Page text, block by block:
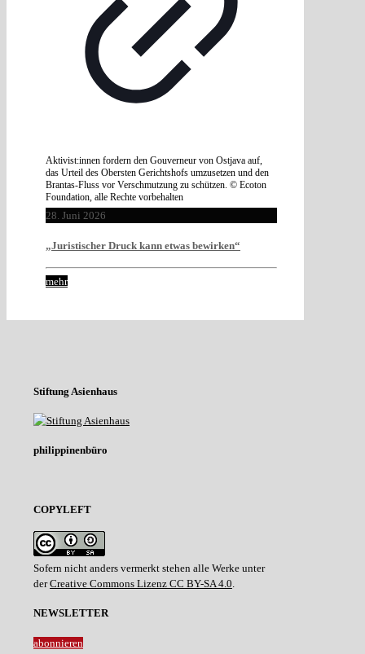
Aktivist:innen fordern den Gouverneur von Ostjava auf,
das Urteil des Obersten Gerichtshofs umzusetzen und den
Brantas-Fluss vor Verschmutzung zu schützen. © Ecoton
Foundation, alle Rechte vorbehalten
28. Juni 2026
„Juristischer Druck kann etwas bewirken“
mehr
Stiftung Asienhaus
philippinenbüro
COPYLEFT
Sofern nicht anders vermerkt stehen alle Werke unter
derCreative Commons Lizenz CC BY-SA 4.0.
NEWSLETTER
abonnieren